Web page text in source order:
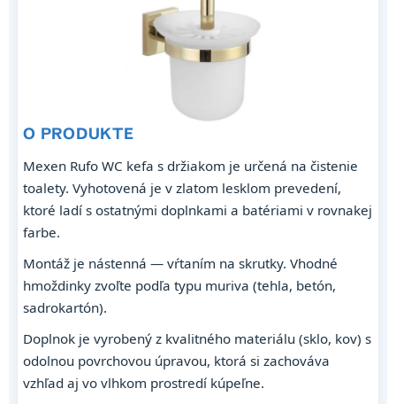
O PRODUKTE
Mexen Rufo WC kefa s držiakom je určená na čistenie
toalety. Vyhotovená je v zlatom lesklom prevedení,
ktoré ladí s ostatnými doplnkami a batériami v rovnakej
farbe.
Montáž je nástenná — vŕtaním na skrutky. Vhodné
hmoždinky zvoľte podľa typu muriva (tehla, betón,
sadrokartón).
Doplnok je vyrobený z kvalitného materiálu (sklo, kov) s
odolnou povrchovou úpravou, ktorá si zachováva
vzhľad aj vo vlhkom prostredí kúpeľne.